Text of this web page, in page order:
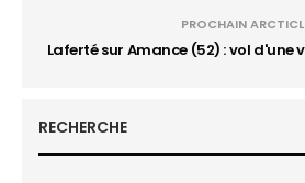
PROCHAIN
Laferté sur Amance (52) : vol d'une
RECHERCHE